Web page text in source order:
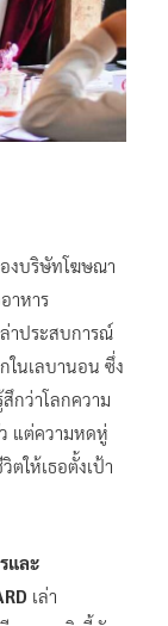
งบริษัทโฆษณา
าหาร
ล่าประสบการณ์
ในเลบานอน ซึ่ง
กว่าโลกความ
ว แต่ความหดหู่
ให้เธอตั้งเป้า
และ
เล่า